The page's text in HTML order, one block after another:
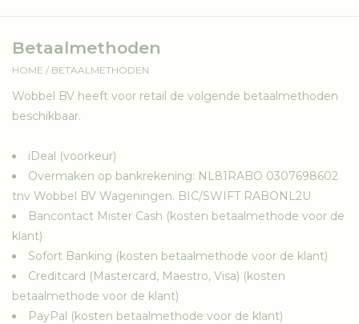
Betaalmethoden
HOME / BETAALMETHODEN
Wobbel BV heeft voor retail de volgende betaalmethoden
beschikbaar.
iDeal (voorkeur)
Overmaken op bankrekening: NL81RABO 0307698602
tnv Wobbel BV Wageningen. BIC/SWIFT RABONL2U
Bancontact Mister Cash (kosten betaalmethode voor de
klant)
Sofort Banking (kosten betaalmethode voor de klant)
Creditcard (Mastercard, Maestro, Visa) (kosten
betaalmethode voor de klant)
PayPal (kosten betaalmethode voor de klant)